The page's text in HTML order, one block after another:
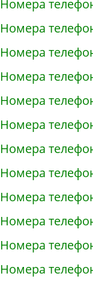
Номера
Номера
Номера
Номера
Номера
Номера
Номера
Номера
Номера
Номера
Номера
Номера